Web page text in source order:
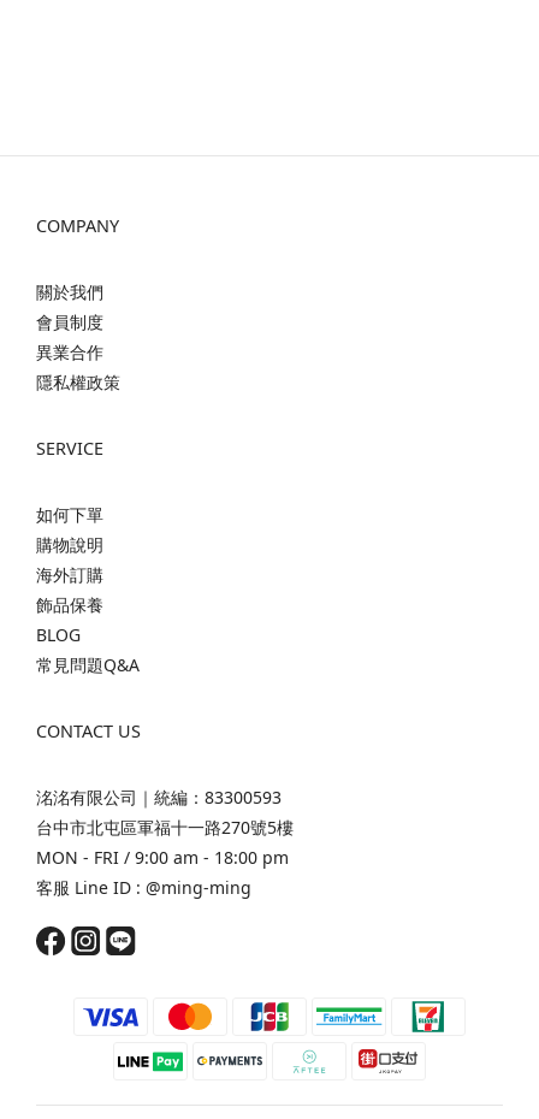
COMPANY
關於我們
會員制度
異業合作
隱私權政策
SERVICE
如何下單
購物說明
海外訂購
飾品保養
BLOG
常見問題Q&A
CONTACT US
洺洺有限公司｜統編：83300593
台中市北屯區軍福十一路270號5樓
MON - FRI / 9:00 am - 18:00 pm
客服 Line ID : @ming-ming